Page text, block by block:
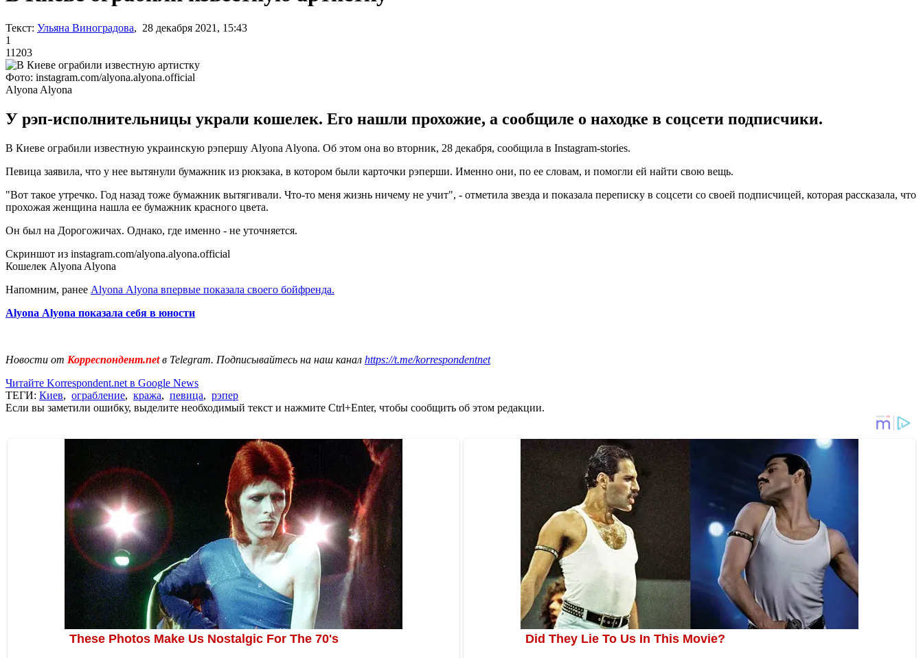
Текст: Ульяна Виноградова, 28 декабря 2021, 15:43
1
11203
Фото: instagram.com/alyona.alyona.official
Alyona Alyona
У рэп-исполнительницы украли кошелек. Его нашли прохожие, а сообщиле о находке в соцсети подписчики.
В Киеве ограбили известную украинскую рэпершу Alyona Alyona. Об этом она во вторник, 28 декабря, сообщила в Instagram-stories.
Певица заявила, что у нее вытянули бумажник из рюкзака, в котором были карточки рэперши. Именно они, по ее словам, и помогли ей найти свою вещь.
"Вот такое утречко. Год назад тоже бумажник вытягивали. Что-то меня жизнь ничему не учит", - отметила звезда и показала переписку в соцсети со своей подписчицей, которая рассказала, что
прохожая женщина нашла ее бумажник красного цвета.
Он был на Дорогожичах. Однако, где именно - не уточняется.
Скриншот из instagram.com/alyona.alyona.official
Кошелек Alyona Alyona
Напомним, ранее Аlyona Аlyona впервые показала своего бойфренда.
Аlyona Аlyona показала себя в юности
Новости от Корреспондент.netв Telegram. Подписывайтесь на наш канал https://t.me/korrespondentnet
Читайте Korrespondent.net в Google News
ТЕГИ: Киев, ограбление, кража, певица, рэпер
Если вы заметили ошибку, выделите необходимый текст и нажмите Ctrl+Enter, чтобы сообщить об этом редакции.